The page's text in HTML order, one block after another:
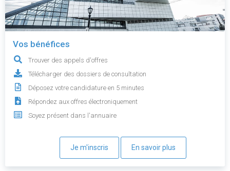
Vos bénéfices
Trouver des appels d'offres
Télécharger des dossiers de consultation
Déposez votre candidature en 5 minutes
Répondez aux offres électroniquement
Soyez présent dans l'annuaire
Je m'inscris En savoir plus